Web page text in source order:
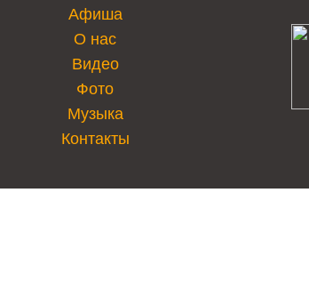
Афиша
О нас
Видео
Фото
Музыка
Контакты